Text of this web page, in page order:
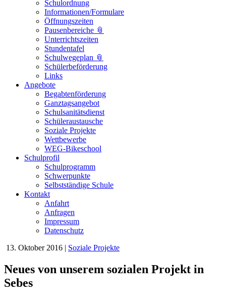
Schulordnung
Informationen/Formulare
Öffnungszeiten
Pausenbereiche 📎
Unterrichtszeiten
Stundentafel
Schulwegeplan 📎
Schülerbeförderung
Links
Angebote
Begabtenförderung
Ganztagsangebot
Schulsanitätsdienst
Schüleraustausche
Soziale Projekte
Wettbewerbe
WEG-Bikeschool
Schulprofil
Schulprogramm
Schwerpunkte
Selbstständige Schule
Kontakt
Anfahrt
Anfragen
Impressum
Datenschutz
13. Oktober 2016 | Soziale Projekte
Neues von unserem sozialen Projekt in
Sebes